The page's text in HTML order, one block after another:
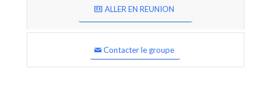
ALLER EN REUNION
Contacter le groupe